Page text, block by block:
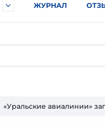
ЖУРНАЛ
«Уральские авиалинии»